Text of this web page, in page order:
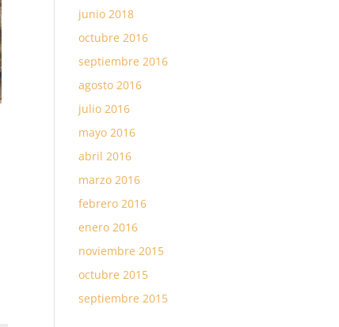
junio 2018
octubre 2016
septiembre 2016
agosto 2016
julio 2016
mayo 2016
abril 2016
marzo 2016
febrero 2016
enero 2016
noviembre 2015
octubre 2015
septiembre 2015